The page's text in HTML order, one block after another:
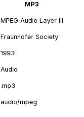
MP3
MPEG Audio Layer III
Fraunhofer Society
1993
Audio
.mp3
audio/mpeg